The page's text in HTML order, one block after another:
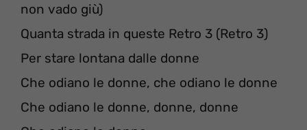
non vado giù)
Quanta strada in queste Retro 3 (Retro 3)
Per stare lontana dalle donne
Che odiano le donne, che odiano le donne
Che odiano le donne, donne, donne